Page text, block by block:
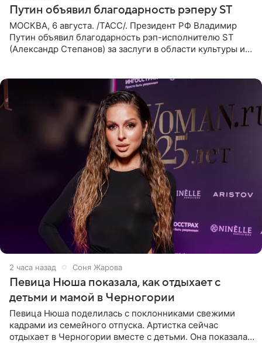
Путин объявил благодарность рэперу ST
МОСКВА, 6 августа. /ТАСС/. Президент РФ Владимир
Путин объявил благодарность рэп-исполнителю ST
(Александр Степанов) за заслуги в области культуры и
2 часа назад Соня Жарова
Певица Нюша показала, как отдыхает с
детьми и мамой в Черногории
Певица Нюша поделилась с поклонниками свежими
кадрами из семейного отпуска. Артистка сейчас
отдыхает в Черногории вместе с детьми. Она показала,